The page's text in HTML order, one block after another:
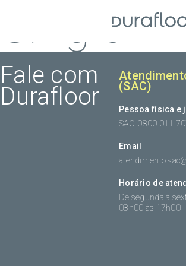
Single
Fale com
Durafloor (SAC)
Pessoa física e
SAC: 0800 011
Email
Horário de
De segunda à
08h00 às 17h00